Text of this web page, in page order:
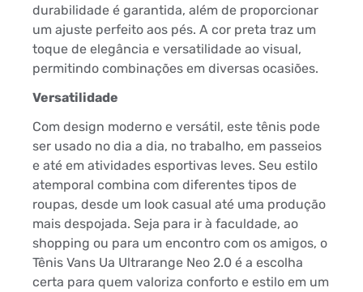
durabilidade é garantida, além de proporcionar
um ajuste perfeito aos pés. A cor preta traz um
toque de elegância e versatilidade ao visual,
permitindo combinações em diversas ocasiões.
Versatilidade
Com design moderno e versátil, este tênis pode
ser usado no dia a dia, no trabalho, em passeios
e até em atividades esportivas leves. Seu estilo
atemporal combina com diferentes tipos de
roupas, desde um look casual até uma produção
mais despojada. Seja para ir à faculdade, ao
shopping ou para um encontro com os amigos, o
Tênis Vans Ua Ultrarange Neo 2.0 é a escolha
certa para quem valoriza conforto e estilo em um